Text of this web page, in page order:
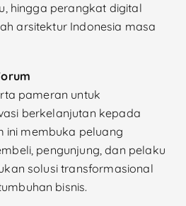
hingga perangkat digital
arsitektur Indonesia masa
pameran untuk
berkelanjutan kepada
ini membuka peluang
pengunjung, dan pelaku
solusi transformasional
bisnis.